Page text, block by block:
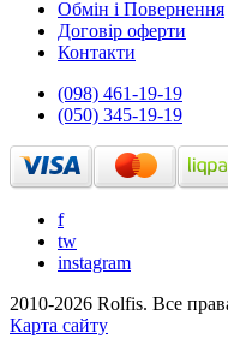
Обмін і Повернення
Договір оферти
Контакти
(098) 461-19-19
(050) 345-19-19
f
tw
instagram
2010-2026 Rolfis. Все
Карта сайту